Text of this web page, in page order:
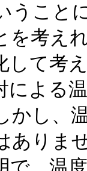
うこと
を考え
して考
による
かし、
ありま